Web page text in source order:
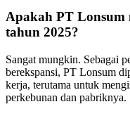
Apakah PT Lonsum
tahun 2025?
Sangat mungkin. Sebagai
berekspansi, PT Lonsum
kerja, terutama untuk
perkebunan dan pabriknya.